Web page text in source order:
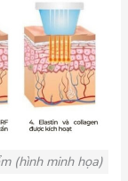
(hình minh họa)